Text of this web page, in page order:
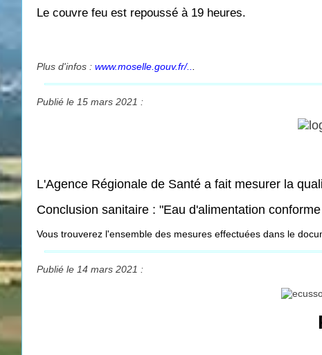
Le couvre feu est repoussé à 19 heures.
Plus d'infos : www.moselle.gouv.fr/..
Publié le 15 mars 2021 :
L'Agence Régionale de Santé a fait mesurer la
Conclusion sanitaire : "Eau d'alimentation
Vous trouverez l'ensemble des mesures effectuées dans le
Publié le 14 mars 2021 :